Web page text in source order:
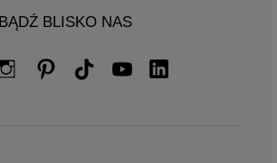
BĄDŹ BLISKO NAS